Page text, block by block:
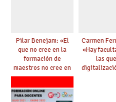
Pilar Benejam: «El
que no cree en la
formación de
maestros no cree en
la democracia»
Carmen
«Hay
las